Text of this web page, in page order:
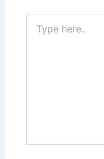
here..